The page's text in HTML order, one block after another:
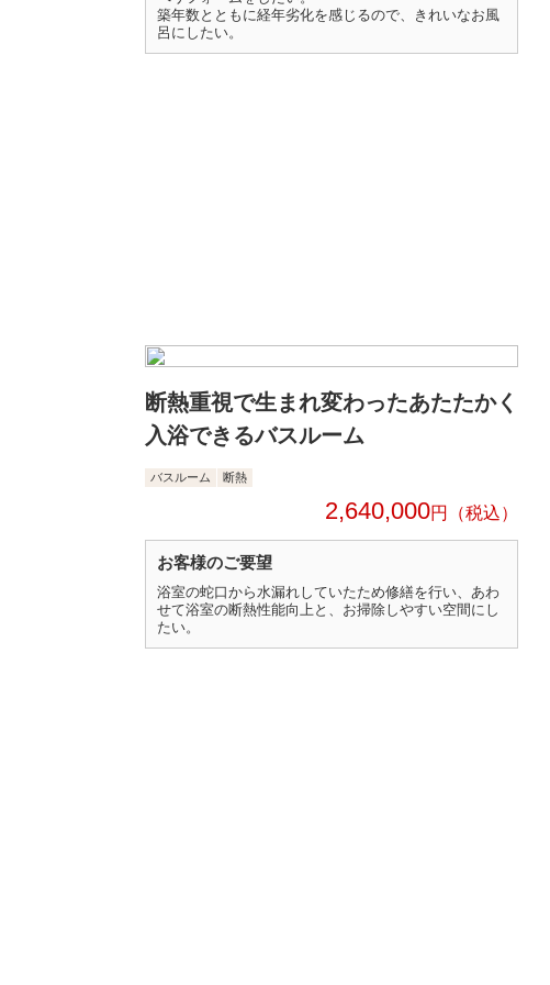
築年数とともに経年劣化を感じるので、きれいなお風
呂にしたい。
断熱重視で生まれ変わったあたたかく
入浴できるバスルーム
バスルーム 断熱
2,640,000円
お客様のご要望
浴室の蛇口から水漏れしていたため修繕を行い、あわ
せて浴室の断熱性能向上と、お掃除しやすい空間にし
たい。